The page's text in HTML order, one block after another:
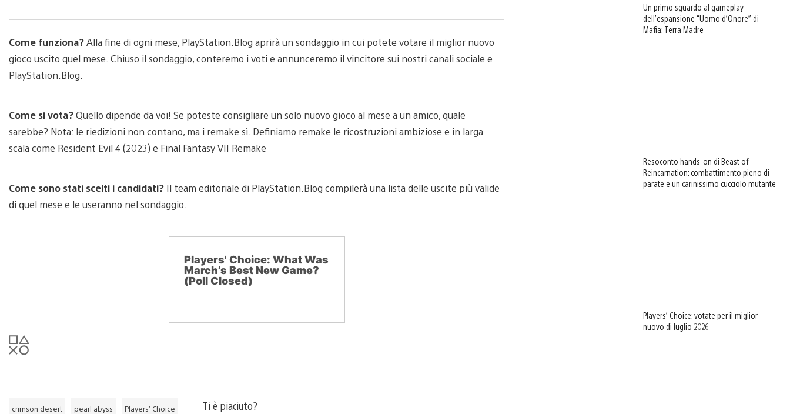
Come funziona?Alla fine di ogni mese, PlayStation.Blog aprirà un sondaggio in cui potete votare il miglior nuovo
gioco uscito quel mese. Chiuso il sondaggio, conteremo i voti e annunceremo il vincitore sui nostri canali sociale e
PlayStation.Blog.
Come si vota?Quello dipende da voi! Se poteste consigliare un solo nuovo gioco al mese a un amico, quale
sarebbe? Nota: le riedizioni non contano, ma i remake sì. Definiamo remake le ricostruzioni ambiziose e in larga
scala come Resident Evil 4 (2023) e Final Fantasy VII Remake
Come sono stati scelti i candidati? Il team editoriale di PlayStation.Blog compilerà una lista delle uscite più valide
di quel mese e le useranno nel sondaggio.
Players' Choice: What Was
March’s Best New Game?
(Poll Closed)
crimson desert pearl abyss Players' Choice
Ti è piaciuto?
Un primo sguardo al gameplay
dell’espansione “Uomo d’Onore” di
Mafia: Terra Madre
Resoconto hands-on di Beast of
Reincarnation: combattimento pieno di
parate e un carinissimo cucciolo mutante
Players’ Choice: votate per il miglior
nuovo di luglio 2026